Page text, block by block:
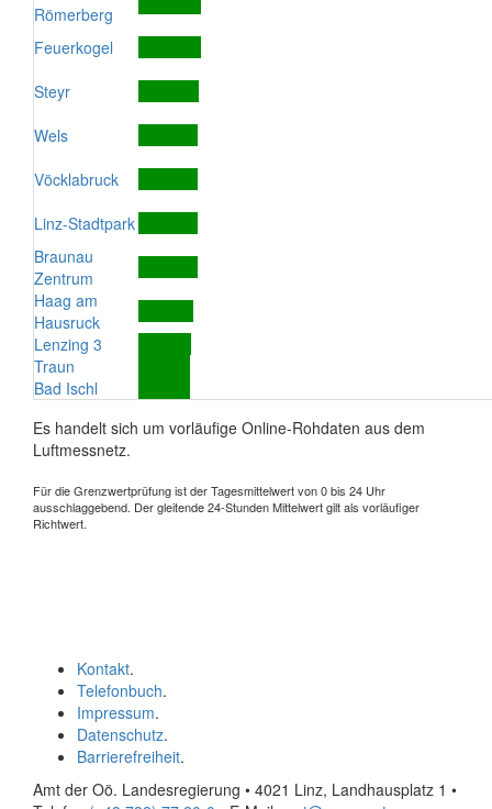
Römerberg
Feuerkogel
Steyr
Wels
Vöcklabruck
Linz-Stadtpark
Braunau
Zentrum
Haag am
Hausruck
Lenzing 3
Traun
Bad Ischl
Es handelt sich um vorläufige Online-Rohdaten aus dem
Luftmessnetz.
Für die Grenzwertprüfung ist der Tagesmittelwert von 0 bis 24 Uhr
ausschlaggebend. Der gleitende 24-Stunden Mittelwert gilt als vorläufiger
Richtwert.
Kontakt.
Telefonbuch.
Impressum.
Datenschutz.
Barrierefreiheit.
Amt der Oö. Landesregierung • 4021 Linz, Landhausplatz 1 •